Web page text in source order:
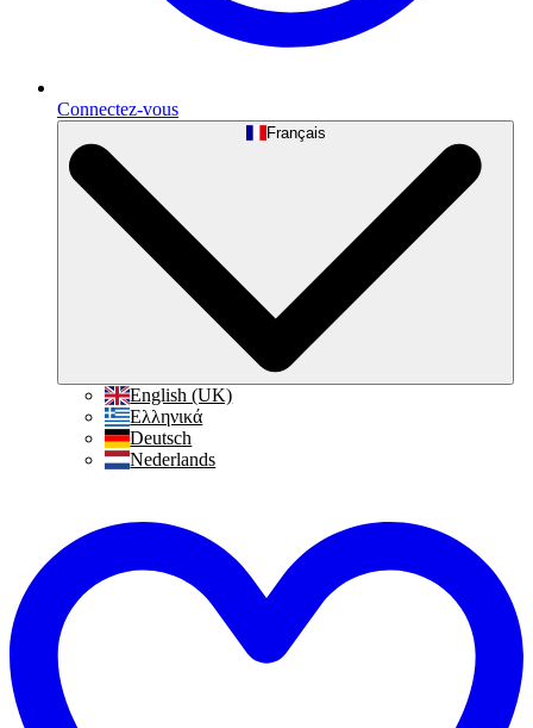
Connectez-vous
Français
English (UK)
Ελληνικά
Deutsch
Nederlands